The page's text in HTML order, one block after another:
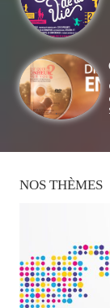
NOS THÈMES